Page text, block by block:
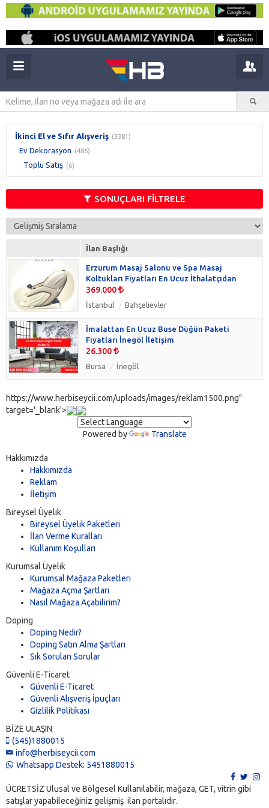
İkinci El ve Sıfır Alışveriş (3381)
Ev Dekorasyon (486)
Toplu Satış (6)
SONUÇLARI FİLTRELE
İlan Başlığı
Erzurum Masaj Salonu ve Spa Masaj
Koltukları Fiyatları En Ucuz İthalatçıdan
369.000
İstanbul Bahçelievler
İmalattan En Ucuz Buse Düğün Paketi
Fiyatları İnegöl İletişim
26.300
Bursa İnegöl
https://www.herbiseycii.com/uploads/images/reklam1500.png"
target='_blank'>
Powered by Translate
Hakkımızda
Hakkımızda
Reklam
İletişim
Bireysel Üyelik
Bireysel Üyelik Paketleri
İlan Verme Kuralları
Kullanım Koşulları
Kurumsal Üyelik
Kurumsal Mağaza Paketleri
Mağaza Açma Şartları
Nasıl Mağaza Açabilirim?
Doping
Doping Nedir?
Doping Satın Alma Şartları
Sık Sorulan Sorular
Güvenli E-Ticaret
Güvenli E-Ticaret
Güvenli Alışveriş İpuçları
Gizlilik Politikası
BİZE ULAŞIN
(545)1880015
info@herbiseycii.com
Whatsapp Destek: 5451880015
ÜCRETSİZ Ulusal ve Bölgesel Kullanılabilir, mağaza, GET, vitrin gibi
satışlar yapabileceğiniz gelişmiş ilan portalıdır.